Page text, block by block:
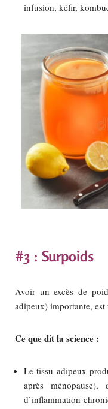
infusion, kéfir,
#3 : Surpoids
Avoir un excès de
adipeux) importante,
Ce que dit la science :
Le tissu adipeux
après ménopause),
d’inflammation